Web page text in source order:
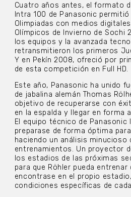
Cuatro años antes, el formato
Intra 100 de Panasonic
Olimpiadas con medios
Olímpicos de Invierno de Sochi
los equipos y la avanzada
retransmitieron los primeros
Y en Pekín 2008, ofreció por
de esta competición en Full HD.
Este año, Panasonic ha unido
de jabalina alemán Thomas
objetivo de recuperarse con
en la espalda y llegar en forma
El equipo técnico de Panasonic
preparase de forma óptima
haciendo un análisis minucioso
entrenamientos. Un proyector
los estadios de las próximas
para que Röhler pueda
encontrase en el propio
condiciones específicas de